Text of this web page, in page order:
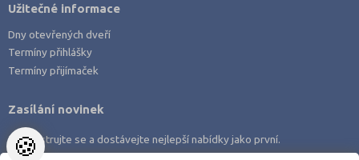
Užitečné informace
Dny otevřených dveří
Termíny přihlášky
Termíny přijímaček
Zasílání novinek
Zaregistrujte se a dostávejte nejlepší nabídky jako první.
🍪